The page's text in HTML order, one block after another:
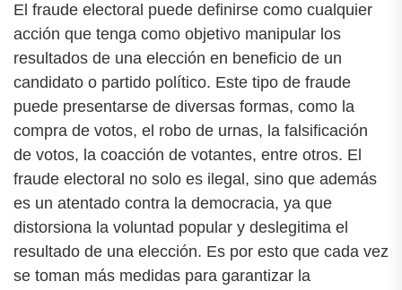
El fraude electoral puede definirse como cualquier
acción que tenga como objetivo manipular los
resultados de una elección en beneficio de un
candidato o partido político. Este tipo de fraude
puede presentarse de diversas formas, como la
compra de votos, el robo de urnas, la falsificación
de votos, la coacción de votantes, entre otros. El
fraude electoral no solo es ilegal, sino que además
es un atentado contra la democracia, ya que
distorsiona la voluntad popular y deslegitima el
resultado de una elección. Es por esto que cada vez
se toman más medidas para garantizar la